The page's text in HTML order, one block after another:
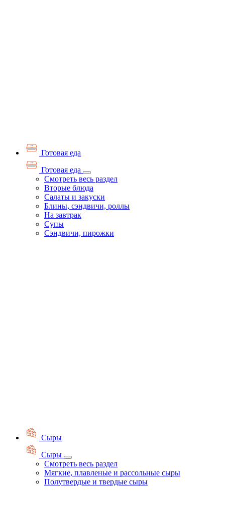
Готовая еда
Готовая еда
Смотреть весь раздел
Вторые блюда
Салаты и закуски
Блины, сэндвичи, роллы
На завтрак
Супы
Сэндвичи, пирожки
Сыры
Сыры
Смотреть весь раздел
Мягкие, плавленые и рассольные сыры
Полутвердые и твердые сыры